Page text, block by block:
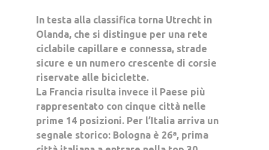
In testa alla classifica torna Utrecht in
Olanda, che si distingue per una rete
ciclabile capillare e connessa, strade
sicure e un numero crescente di corsie
riservate alle biciclette.
La Franciarisulta invece il Paese più
rappresentato con cinque città nelle
prime 14 posizioni. Per l’Italia arriva un
segnale storico: Bologna è 26ª, prima